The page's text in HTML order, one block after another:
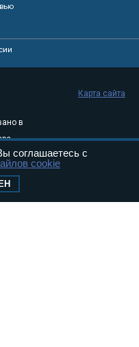
в
05
Карта сайта
соглашаетесь с
cookie